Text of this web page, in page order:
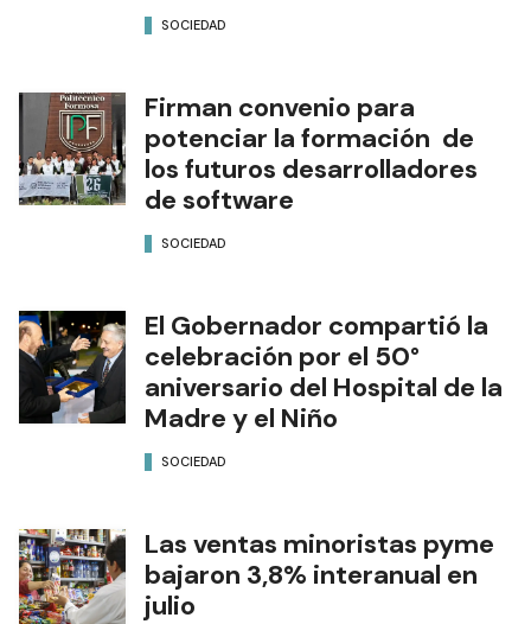
SOCIEDAD
Firman convenio para
potenciar la formación de
los futuros desarrolladores
de software
SOCIEDAD
El Gobernador compartió la
celebración por el 50°
aniversario del Hospital de la
Madre y el Niño
SOCIEDAD
Las ventas minoristas pyme
bajaron 3,8% interanual en
julio